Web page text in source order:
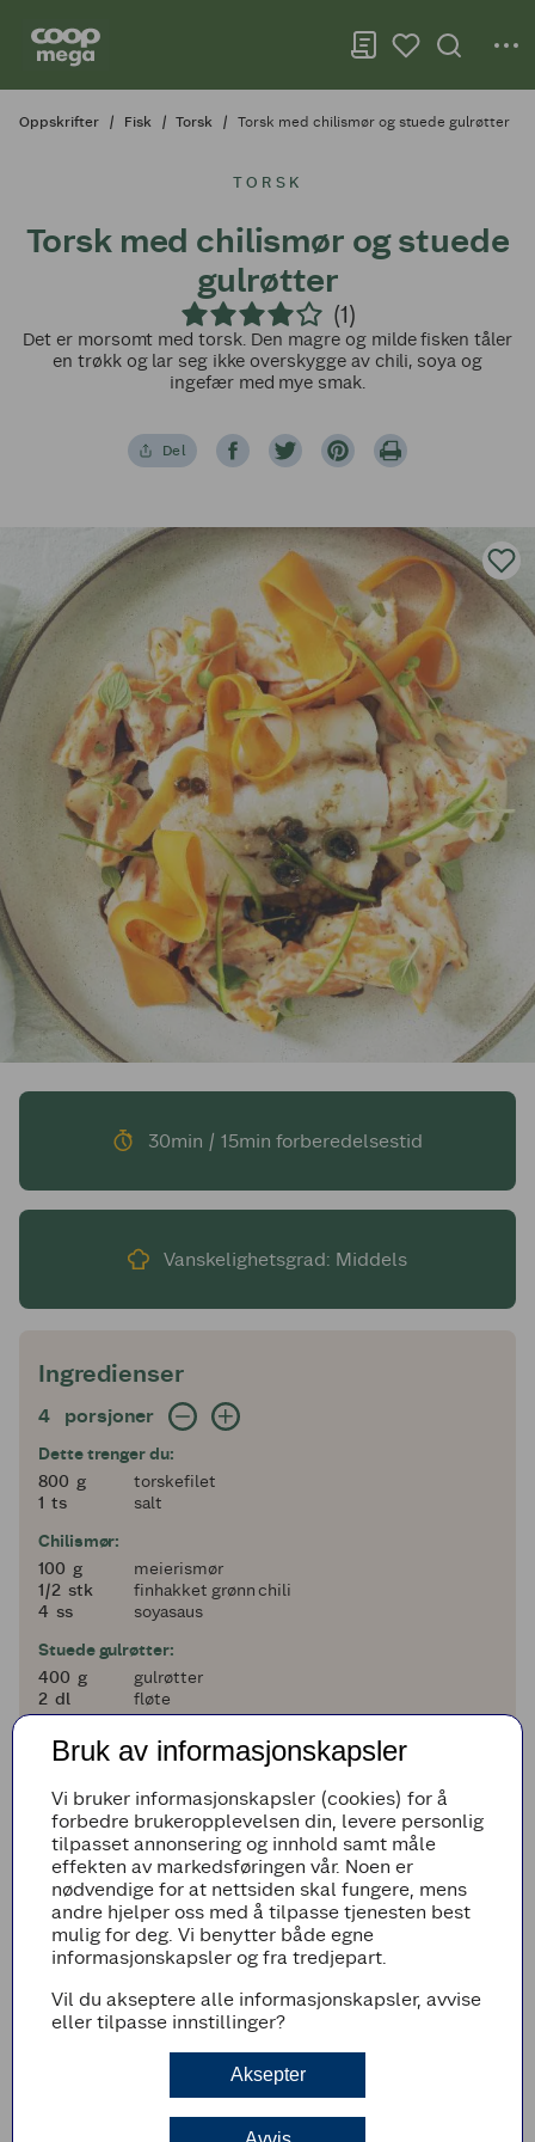
Oppskrifter Fisk Torsk Torsk med chilismør og stuede gulrøtter
TORSK
Torsk med chilismør og stuede
gulrøtter
(1)
Det er morsomt med torsk. Den magre og milde fisken tåler
en trøkk og lar seg ikke overskygge av chili, soya og
ingefær med mye smak.
Del
30min / 15min forberedelsestid
Vanskelighetsgrad: Middels
Ingredienser
4 porsjoner
4 porsjoner
Dette trenger du:
800
800 g
torskefilet
11 ts
salt
Chilismør:
100
100 g
meierismør
en halv
1/2 stk
finhakket grønn chili
4
4 ss
soyasaus
Stuede gulrøtter:
400
400 g
gulrøtter
2
2 dl
fløte
2
2 dl
melk
cm
ingefær
1 og en halv
1/2 ss
maisenna
Legg til i handleliste
Fremgangsmetode
Salt torsken og bak den i ovnen på 150 °C i 15
minutter.
Smelt smøret til det blir nøttebrunt, ha i
chilien og trekk det til side.
Bruk av informasjonskapsler
Vi bruker informasjonskapsler (cookies) for å
forbedre brukeropplevelsen din, levere personlig
tilpasset annonsering og innhold samt måle
effekten av markedsføringen vår. Noen er
nødvendige for at nettsiden skal fungere, mens
andre hjelper oss med å tilpasse tjenesten best
mulig for deg. Vi benytter både egne
informasjonskapsler og fra tredjepart.
Vil du akseptere alle informasjonskapsler, avvise
eller tilpasse innstillinger?
Aksepter